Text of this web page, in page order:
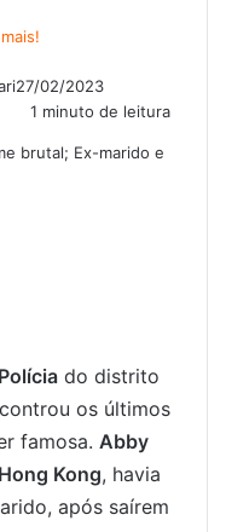
27/02/2023
1 minuto de leitura
Polícia do distrito
os últimos
famosa. Abby
Hong Kong, havia
após saírem